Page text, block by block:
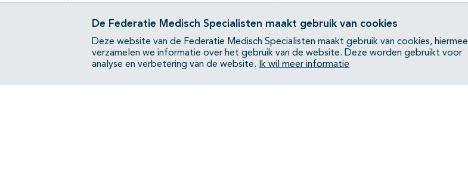
De Federatie Medisch Specialisten maakt gebruik van cookies
Deze website van de Federatie Medisch Specialisten maakt gebruik van cookies, hiermee
verzamelen we informatie over het gebruik van de website. Deze worden gebruikt voor
analyse en verbetering van de website.
Ik wil meer informatie